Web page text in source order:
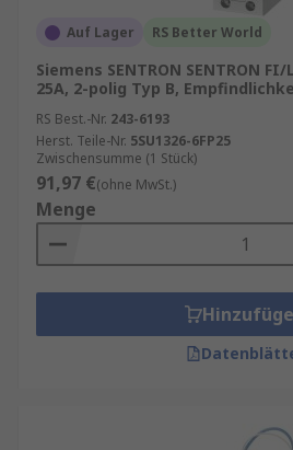
Auf Lager RS Better World
Siemens SENTRON SENTRON
25A, 2-polig Typ B,
RS Best.-Nr. 243-6193
Herst. Teile-Nr. 5SU1326-6FP25
Zwischensumme (1 Stück)
91,97 €(ohne MwSt.)
Menge